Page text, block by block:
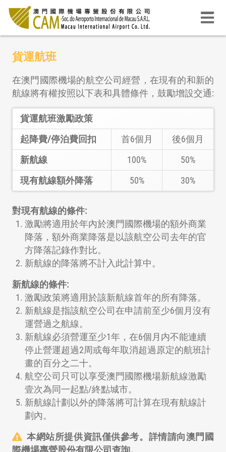
貨運航班
在澳門國際機場的航空公司經營，在現有的和新的
航線將有權按照以下表和具體條件，鼓勵增設交通:
貨運航班激勵政策
起降費/停泊費回扣 首6個月 後6個月
新航線 100% 50%
現有航線額外降落 50% 30%
對現有航線的條件:
激勵將適用於年內於澳門國際機場的額外商業
降落，額外商業降落是以該航空公司去年的官
方降落記錄作對比。
新航線的降落將不計入此計算中。
新航線的條件:
激勵政策將適用於該新航線首年的所有降落。
新航線是指該航空公司在申請前至少6個月沒有
運營過之航線。
新航線必須營運至少1年，在6個月内不能連續
停止營運超過2周或每年取消超過原定的航班計
畫的百分之二十。
航空公司只可以享受澳門國際機場新航線激勵
壹次為同一起點/終點城市。
新航線計劃以外的降落將可計算在現有航線計
劃內。
本網站所提供資訊僅供參考。詳情請向澳門國
際機場專營股份有限公司查詢。